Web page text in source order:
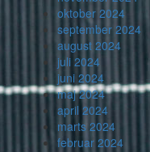
oktober 2024
september 2024
august 2024
juli 2024
juni 2024
maj 2024
april 2024
marts 2024
februar 2024